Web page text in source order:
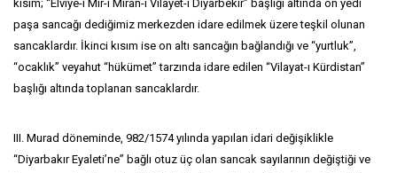
kısım; “Elviye-i Mîr-i Mîran-ı Vilayet-i Diyarbekir” başlığı altında on yedi
paşa sancağı dediğimiz merkezden idare edilmek üzere teşkil olunan
sancaklardır. İkinci kısım ise on altı sancağın bağlandığı ve “yurtluk”,
“ocaklık” veyahut “hükümet” tarzında idare edilen “Vilayat-ı Kürdistan”
başlığı altında toplanan sancaklardır.
III. Murad döneminde, 982/1574 yılında yapılan idari değişiklikle
“Diyarbakır Eyaleti’ne” bağlı otuz üç olan sancak sayılarının değiştiği ve